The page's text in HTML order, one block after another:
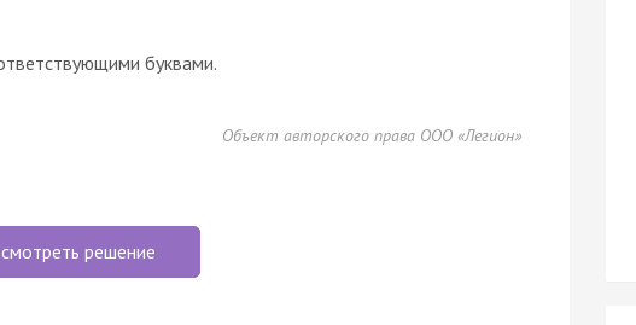
буквами.
Объект авторского права ООО «Легион»
решение